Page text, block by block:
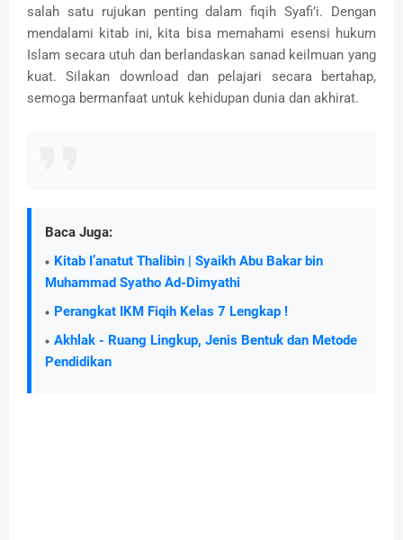
salah satu rujukan penting dalam fiqih Syafi’i. Dengan
mendalami kitab ini, kita bisa memahami esensi hukum
Islam secara utuh dan berlandaskan sanad keilmuan yang
kuat. Silakan download dan pelajari secara bertahap,
semoga bermanfaat untuk kehidupan dunia dan akhirat.
Baca Juga:
Kitab I’anatut Thalibin | Syaikh Abu Bakar bin
Muhammad Syatho Ad-Dimyathi
Perangkat IKM Fiqih Kelas 7 Lengkap !
Akhlak - Ruang Lingkup, Jenis Bentuk dan Metode
Pendidikan